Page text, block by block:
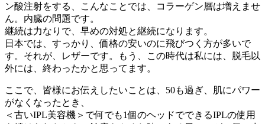
ン酸注射をする、こんなことでは、コラーゲン層は増えませ
ん。内臓の問題です。
継続は力なりで、早めの対処と継続になります。
日本では、すっかり、価格の安いのに飛びつく方が多いで
す。それが、レザーです。もう、この時代は私には、脱毛以
外には、終わったかと思ってます。
ここで、皆様にお伝えしたいことは、50も過ぎ、肌にパワー
がなくなったとき、
＜古いIPL美容機＞で何でも1個のヘッドでできるIPLの使用